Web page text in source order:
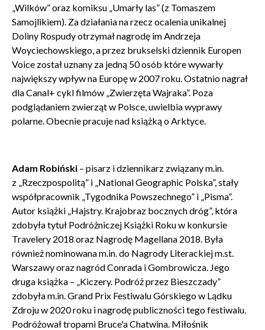
„Wilków” oraz komiksu „Umarły las” (z Tomaszem
Samojlikiem). Za działania na rzecz ocalenia unikalnej
Doliny Rospudy otrzymał nagrodę im Andrzeja
Woyciechowskiego, a przez brukselski dziennik Europen
Voice został uznany za jedną 50 osób które wywarły
największy wpływ na Europę w 2007 roku. Ostatnio nagrał
dla Canal+ cykl filmów „Zwierzęta Wajraka”. Poza
podglądaniem zwierząt w Polsce, uwielbia wyprawy
polarne. Obecnie pracuje nad książką o Arktyce.
Adam Robiński – pisarz i dziennikarz związany m.in.
z „Rzeczpospolitą” i „National Geographic Polska”, stały
współpracownik „Tygodnika Powszechnego” i „Pisma”.
Autor książki „Hajstry. Krajobraz bocznych dróg”, która
zdobyła tytuł Podróżniczej Książki Roku w konkursie
Travelery 2018 oraz Nagrodę Magellana 2018. Była
również nominowana m.in. do Nagrody Literackiej m.st.
Warszawy oraz nagród Conrada i Gombrowicza. Jego
druga książka – „Kiczery. Podróż przez Bieszczady”
zdobyła m.in. Grand Prix Festiwalu Górskiego w Lądku
Zdroju w 2020 roku i nagrodę publiczności tego festiwalu.
Podróżował tropami Bruce'a Chatwina. Miłośnik